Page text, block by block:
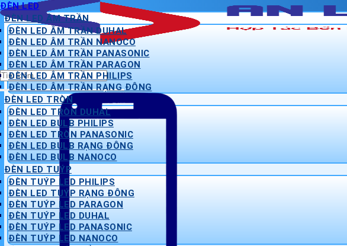
Tìm
kiếm:
ĐÈN LED
ĐÈN LED ÂM TRẦN
ĐÈN LED ÂM TRẦN DUHAL
ĐÈN LED ÂM TRẦN NANOCO
ĐÈN LED ÂM TRẦN PANASONIC
ĐÈN LED ÂM TRẦN PARAGON
ĐÈN LED ÂM TRẦN PHILIPS
ĐÈN LED ÂM TRẦN RẠNG ĐÔNG
ĐÈN LED TRÒN
ĐÈN LED TRÒN DUHAL
ĐÈN LED BULB PHILIPS
ĐÈN LED TRÒN PANASONIC
ĐÈN LED BULB RẠNG ĐÔNG
ĐÈN LED BULB NANOCO
ĐÈN LED TUÝP
ĐÈN TUÝP LED PHILIPS
ĐÈN LED TUÝP RẠNG ĐÔNG
ĐÈN TUÝP LED PARAGON
ĐÈN TUÝP LED DUHAL
ĐÈN TUÝP LED PANASONIC
ĐÈN TUÝP LED NANOCO